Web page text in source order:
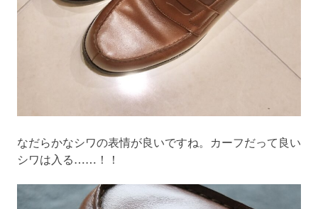
なだらかなシワの表情が良いですね。カーフだって良い
シワは入る……！！